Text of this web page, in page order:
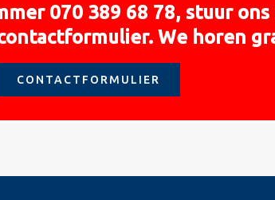
070 389 68 78, stuur
We horen
CONTACTFORMULIER